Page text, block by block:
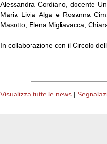
Alessandra Cordiano, docente
Maria Livia Alga e Rosanna
Masotto, Elena Migliavacca,
In collaborazione con il Circolo
Visualizza tutte le news |